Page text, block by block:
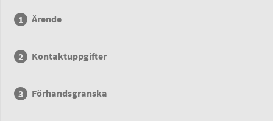
Ärende
Kontaktuppgifter
Förhandsgranska